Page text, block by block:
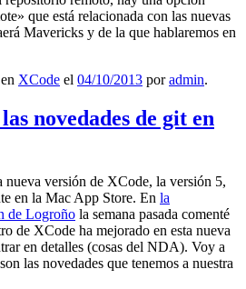
que está relacionada con las nuevas
Mavericks y de la que hablaremos en
XCode el 04/10/2013 poradmin.
novedades de git en
nueva versión de XCode, la versión 5,
en la Mac App Store. En la
de Logroño la semana pasada comenté
de XCode ha mejorado en esta nueva
en detalles (cosas del NDA). Voy a
las novedades que tenemos a nuestra